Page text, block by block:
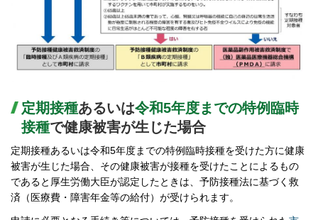
定期接種あるいは令和5年度までの特例臨時
接種で健康被害が生じた場合
定期接種あるいは令和5年度までの特例臨時接種を受けた方に健康
被害が生じた場合、その健康被害が接種を受けたことによるもの
であると厚生労働大臣が認定したときは、予防接種法に基づく救
済（医療費・障害年金等の給付）が受けられます。